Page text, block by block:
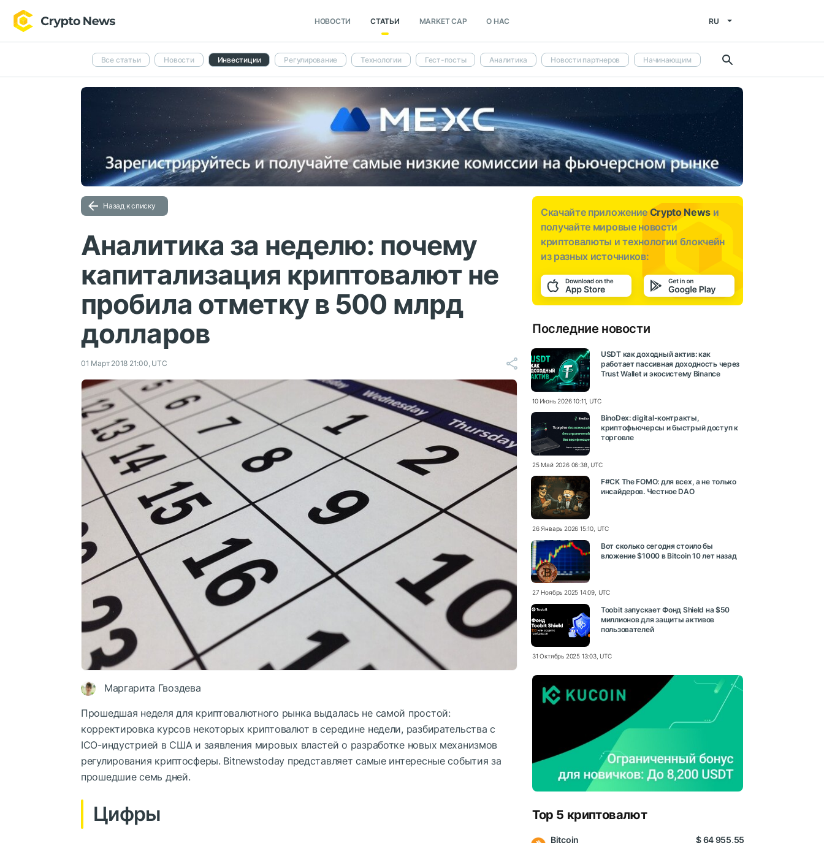
НОВОСТИ СТАТЬИ MARKET CAP О НАС RU
Все статьи Новости Инвестиции Регулирование Технологии Гест-посты Аналитика Новости партнеров Начинающим
Назад к списку
Аналитика за неделю: почему
капитализация криптовалют не
пробила отметку в 500 млрд
долларов
01 Март 2018 21:00, UTC
Маргарита Гвоздева
Прошедшая неделя для криптовалютного рынка выдалась не самой простой:
корректировка курсов некоторых криптовалют в середине недели, разбирательства с
ICO-индустрией в США и заявления мировых властей о разработке новых механизмов
регулирования криптосферы. Bitnewstoday представляет самые интересные события за
прошедшие семь дней.
Цифры
Скачайте приложениеCrypto News и
получайте мировые новости
криптовалюты и технологии блокчейн
из разных источников:
Последние новости
USDT как доходный актив: как
работает пассивная доходность через
Trust Wallet и экосистему Binance
10 Июнь 2026 10:11, UTC
BinoDex: digital-контракты,
криптофьючерсы и быстрый доступ к
торговле
25 Май 2026 06:38, UTC
F#CK The FOMO: для всех, а не только
инсайдеров. Честное DAO
26 Январь 2026 15:10, UTC
Вот сколько сегодня стоило бы
вложение $1000 в Bitcoin 10 лет назад
27 Ноябрь 2025 14:09, UTC
Toobit запускает Фонд Shield на $50
миллионов для защиты активов
пользователей
31 Октябрь 2025 13:03, UTC
Top 5 криптовалют
Bitcoin $ 64 955,55